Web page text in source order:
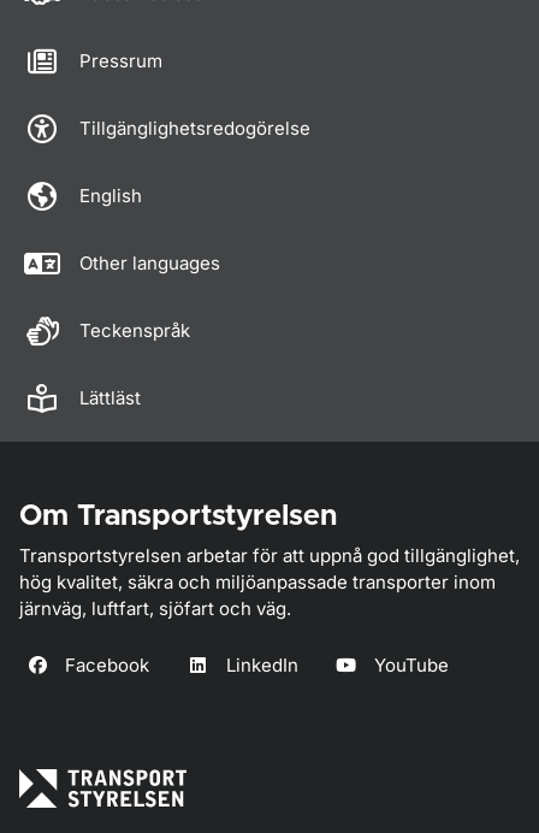
Pressrum
Tillgänglighetsredogörelse
English
Other languages
Teckenspråk
Lättläst
Om Transportstyrelsen
Transportstyrelsen arbetar för att uppnå god tillgänglighet,
hög kvalitet, säkra och miljöanpassade transporter inom
järnväg, luftfart, sjöfart och väg.
Facebook LinkedIn YouTube